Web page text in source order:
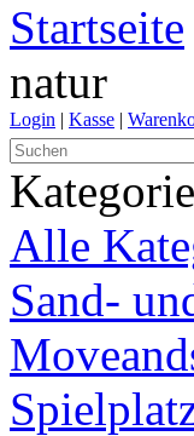
Startseite
natur
Login | Kasse |
Alle
Sand-